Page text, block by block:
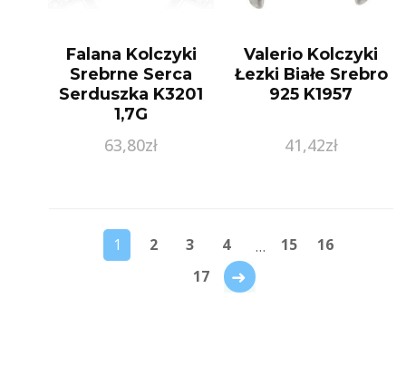
Falana Kolczyki
Srebrne Serca
Serduszka K3201
1,7G
63,80zł
Valerio Kolczyki
Łezki Białe Srebro
925 K1957
41,42zł
1 2 3 4 … 15
16
17